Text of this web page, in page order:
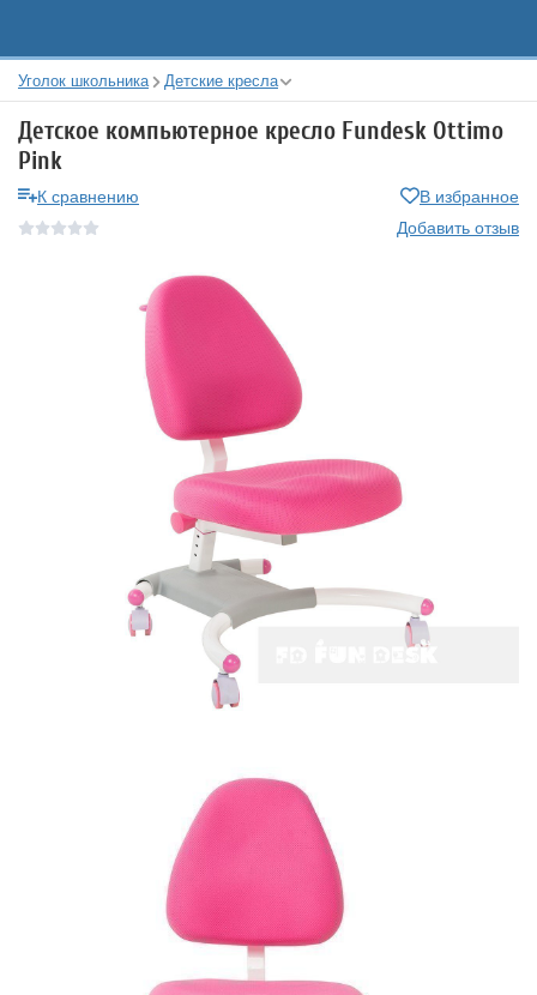
Уголок школьника Детские кресла
Детское компьютерное кресло Fundesk Ottimo
Pink
К сравнению
В избранное
Добавить отзыв